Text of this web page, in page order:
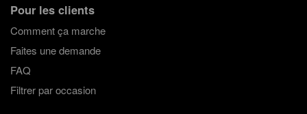
Pour les clients
Comment ça marche
Faites une demande
FAQ
Filtrer par occasion